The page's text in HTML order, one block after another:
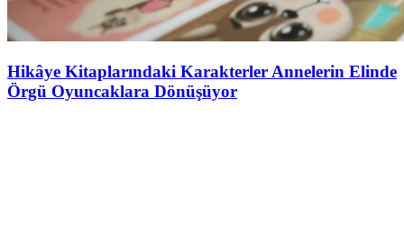
Hikâye Kitaplarındaki Karakterler Annelerin Elinde
Örgü Oyuncaklara Dönüşüyor